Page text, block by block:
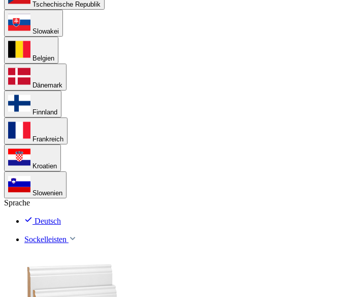
Tschechische Republik
Slowakei
Belgien
Dänemark
Finnland
Frankreich
Kroatien
Slowenien
Sprache
Deutsch
Sockelleisten